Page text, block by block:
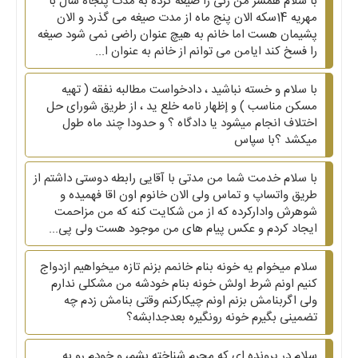
مهریه 14سکه الان پنج ماه از مدت صیغه می گذرد و الان
پشیمان هست اما خانم به هیچ عنوان راضی نمی شود صیغه
را فسخ کند ایامن می توانم از خانم به عنوان ا...
با سلام و خسته نباشید ، دادخواست مطالبه نفقه ( تهیه
مسکن مناسب ) و إظهار نامه خلع ید ، از طریق شورای حل
اختلاف انجام میشود یا دادگاه ؟ و حدودا چند ماه طول
میکشد ؟با سپاس
با سلام خدمت شما من مدتی با آقایی رابطه دوستی داشتم از
طریق واتساپ و تماس ولی الان خانوم اون اقا فهمیده و
شوهرش وادارکرده که از من شکایت کنه که من مزاحمت
ایجاد کردم و عکس پیام های من موجود هست ولی پی...
سلام میخوام یه خونه بنام خانمم بزنم تازه میخواهیم ازدواج
کنیم اونم شرط اولش خونه بنام خودشه من مشکلی ندارم
ولی اگربنامش بزنم اونم چیکارکنم وقتی بنامش زدم چه
تضمینی بگیرم خونه رونگیره بعدجدابشه؟